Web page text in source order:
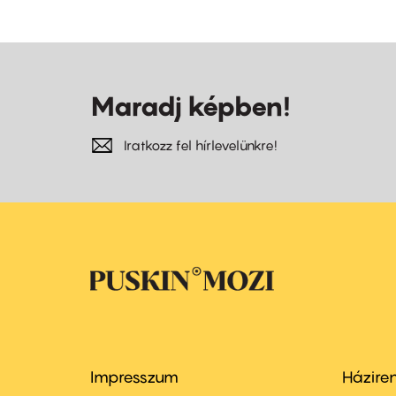
Maradj képben!
Iratkozz fel hírlevelünkre!
Impresszum